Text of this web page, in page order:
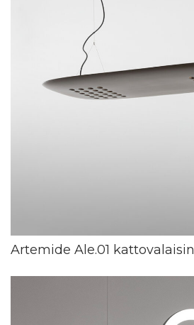
Artemide Ale.01 kattovalaisin